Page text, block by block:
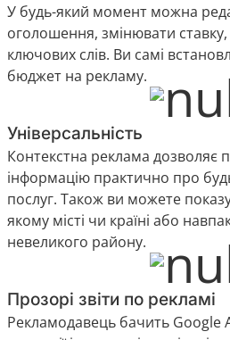
У будь-який момент можна
оголошення, змінювати ставку,
ключових слів. Ви самі
бюджет на рекламу.
Універсальність
Контекстна реклама дозволяє
інформацію практично про
послуг. Також ви можете
якому місті чи країні або
невеликого району.
Прозорі звіти по рекламі
Рекламодавець бачить Google